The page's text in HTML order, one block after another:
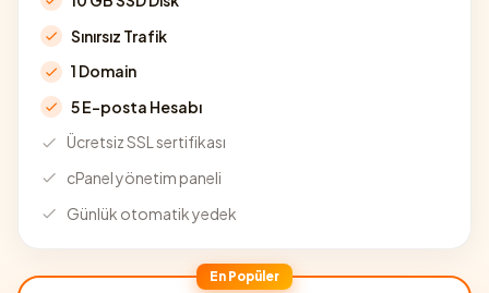
Sınırsız Trafik
1 Domain
5 E-posta Hesabı
Ücretsiz SSL sertifikası
cPanel yönetim paneli
Günlük otomatik yedek
En Popüler